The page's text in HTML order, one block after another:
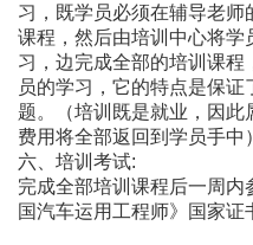
习，既学员必须在辅导老
课程，然后由培训中心将
习，边完成全部的培训课
员的学习，它的特点是保
题。（培训既是就业，因此
费用将全部返回到学员手中）
六、培训考试:
完成全部培训课程后一周
国汽车运用工程师》国家证